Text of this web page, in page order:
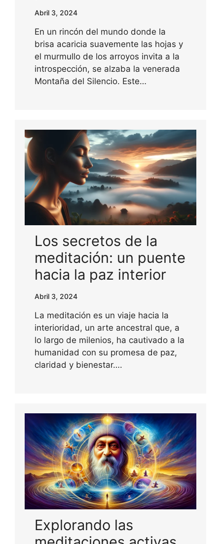
Abril 3, 2024
En un rincón del mundo donde la
brisa acaricia suavemente las hojas y
el murmullo de los arroyos invita a la
introspección, se alzaba la venerada
Montaña del Silencio. Este…
Los secretos de la
meditación: un puente
hacia la paz interior
Abril 3, 2024
La meditación es un viaje hacia la
interioridad, un arte ancestral que, a
lo largo de milenios, ha cautivado a la
humanidad con su promesa de paz,
claridad y bienestar….
Explorando las